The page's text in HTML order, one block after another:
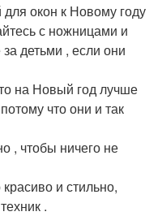
окон к Новому году
с ножницами и
детьми , если они
на Новый год лучше
что они и так
, чтобы ничего не
и стильно,
.